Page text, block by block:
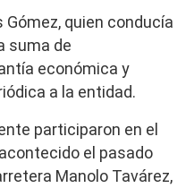
quien conducía
suma de
económica y
a la entidad.
participaron en el
el pasado
Manolo Tavárez,